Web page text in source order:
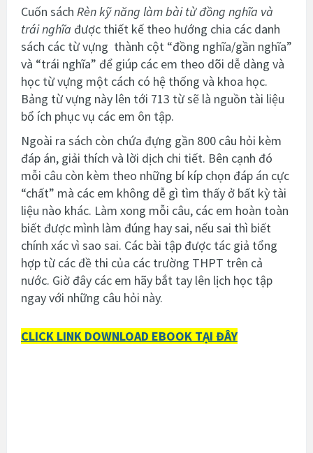
Cuốn sách Rèn kỹ năng làm bài từ đồng nghĩa và
trái nghĩa được thiết kế theo hướng chia các danh
sách các từ vựng thành cột “đồng nghĩa/gần nghĩa”
và “trái nghĩa” để giúp các em theo dõi dễ dàng và
học từ vựng một cách có hệ thống và khoa học.
Bảng từ vựng này lên tới 713 từ sẽ là nguồn tài liệu
bổ ích phục vụ các em ôn tập.
Ngoài ra sách còn chứa đựng gần 800 câu hỏi kèm
đáp án, giải thích và lời dịch chi tiết. Bên cạnh đó
mỗi câu còn kèm theo những bí kíp chọn đáp án cực
“chất” mà các em không dễ gì tìm thấy ở bất kỳ tài
liệu nào khác. Làm xong mỗi câu, các em hoàn toàn
biết được mình làm đúng hay sai, nếu sai thì biết
chính xác vì sao sai. Các bài tập được tác giả tổng
hợp từ các đề thi của các trường THPT trên cả
nước. Giờ đây các em hãy bắt tay lên lịch học tập
ngay với những câu hỏi này.
CLICK LINK DOWNLOAD EBOOK TẠI ĐÂY